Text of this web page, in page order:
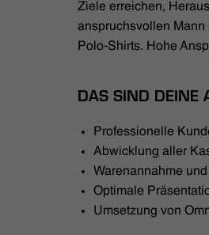
Ziele erreichen,
anspruchsvollen
Polo-Shirts. Hohe
DAS SIND DEINE
Professionelle
Abwicklung aller
Warenannahme
Optimale
Umsetzung von